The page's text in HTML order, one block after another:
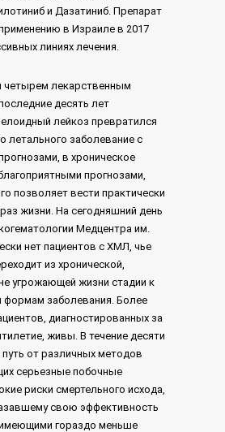
и Дазатиниб. Препарат
в Израиле в 2017
линиях лечения.
четырем лекарственным
десять лет
лейкоз превратился
летального заболевание с
в хроническое
прогнозами,
позволяет вести практически
жизни. На сегодняшний день
Медцентра им.
нет пациентов с ХМЛ, чье
из хронической,
угрожающей жизни стадии к
формам заболевания. Более
диагностированных за
живы. В течение десяти
от различных методов
серьезные побочные
риски смертельного исхода,
свою эффективность
гораздо меньше